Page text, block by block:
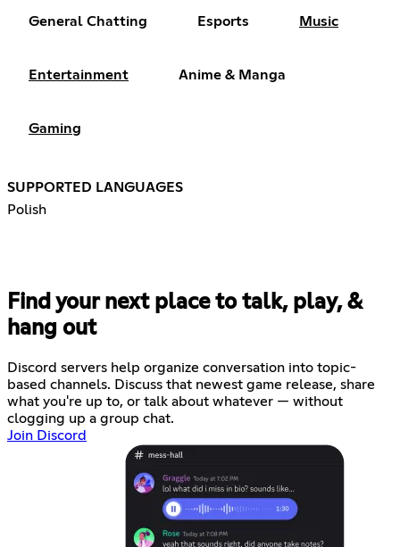
General Chatting Esports Music
Entertainment Anime & Manga
Gaming
SUPPORTED LANGUAGES
Polish
Find your next place to talk, play, &
hang out
Discord servers help organize conversation into topic-
based channels. Discuss that newest game release, share
what you're up to, or talk about whatever — without
clogging up a group chat.
Join Discord